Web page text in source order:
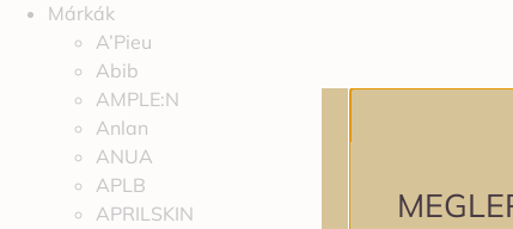
Márkák
A’Pieu
Abib
AMPLE:N
Anlan
ANUA
APLB
APRILSKIN